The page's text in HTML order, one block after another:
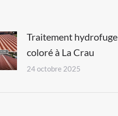
Traitement hydrofuge
coloré à La Crau
24 octobre 2025